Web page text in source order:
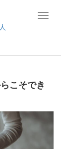
T
n
こそでき